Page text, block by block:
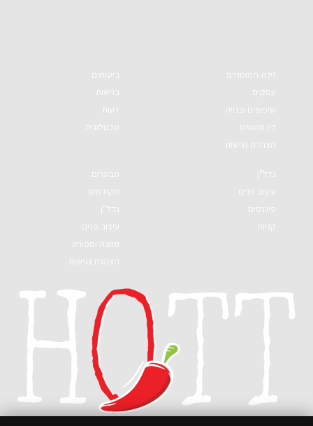
זירת המומחים
עסקים
שיפוצים ובנייה
דין ומשפט
הצהרת נגישות
ביטוחים
בריאות
דעות
טכנולוגיה
נדל"ן
עיצוב פנים
פיננסים
קניות
מבוגרים
מקודמים
נדל"ן
עיצוב פנים
תזונה וספורט
הצהרת נגישות